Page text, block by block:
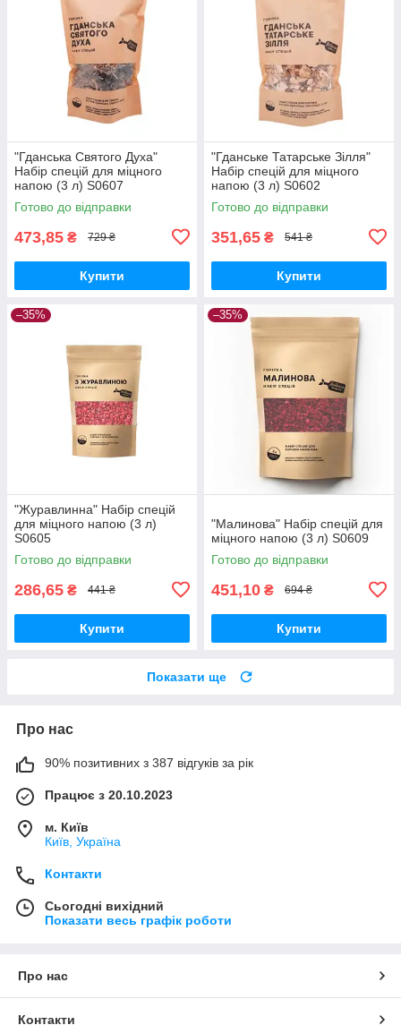
"Гданська Святого Духа"
Набір спецій для міцного
напою (3 л) S0607
Готово до відправки
473,85 ₴ 729 ₴
Купити
"Гданське Татарське Зілля"
Набір спецій для міцного
напою (3 л) S0602
Готово до відправки
351,65 ₴ 541 ₴
Купити
–35%
"Журавлинна" Набір спецій
для міцного напою (3 л)
S0605
Готово до відправки
286,65 ₴ 441 ₴
Купити
–35%
"Малинова" Набір спецій для
міцного напою (3 л) S0609
Готово до відправки
451,10 ₴ 694 ₴
Купити
Показати ще
Про нас
90% позитивних з 387 відгуків за рік
Працює з 20.10.2023
м. Київ
Київ, Україна
Контакти
Сьогодні вихідний
Показати весь графік роботи
Про нас
Контакти